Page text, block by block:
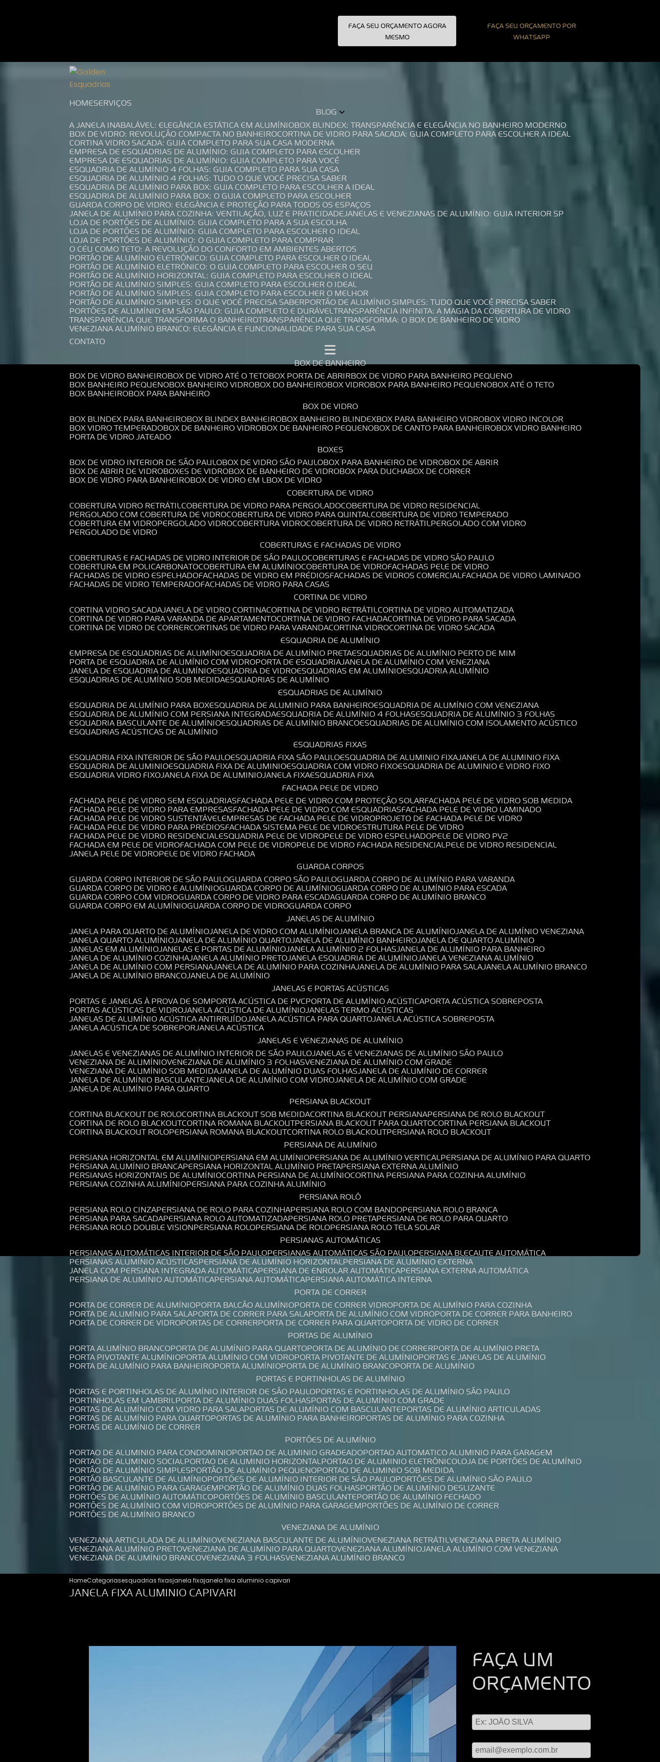
FAÇA SEU ORÇAMENTO AGORA
MESMO
FAÇA SEU ORÇAMENTO POR
WHATSAPP
HOME SERVIÇOS
BLOG
A JANELA INABALÁVEL: ELEGÂNCIA ESTÁTICA EM ALUMÍNIO BOX BLINDEX: TRANSPARÊNCIA E ELEGÂNCIA NO BANHEIRO MODERNO
BOX DE VIDRO: REVOLUÇÃO COMPACTA NO BANHEIRO CORTINA DE VIDRO PARA SACADA: GUIA COMPLETO PARA ESCOLHER A IDEAL
CORTINA VIDRO SACADA: GUIA COMPLETO PARA SUA CASA MODERNA
EMPRESA DE ESQUADRIAS DE ALUMÍNIO: GUIA COMPLETO PARA ESCOLHER
EMPRESA DE ESQUADRIAS DE ALUMÍNIO: GUIA COMPLETO PARA VOCÊ
ESQUADRIA DE ALUMÍNIO 4 FOLHAS: GUIA COMPLETO PARA SUA CASA
ESQUADRIA DE ALUMÍNIO 4 FOLHAS: TUDO O QUE VOCÊ PRECISA SABER
ESQUADRIA DE ALUMÍNIO PARA BOX: GUIA COMPLETO PARA ESCOLHER A IDEAL
ESQUADRIA DE ALUMÍNIO PARA BOX: O GUIA COMPLETO PARA ESCOLHER
GUARDA CORPO DE VIDRO: ELEGÂNCIA E PROTEÇÃO PARA TODOS OS ESPAÇOS
JANELA DE ALUMÍNIO PARA COZINHA: VENTILAÇÃO, LUZ E PRATICIDADE JANELAS E VENEZIANAS DE ALUMÍNIO: GUIA INTERIOR SP
LOJA DE PORTÕES DE ALUMÍNIO: GUIA COMPLETO PARA A SUA ESCOLHA
LOJA DE PORTÕES DE ALUMÍNIO: GUIA COMPLETO PARA ESCOLHER O IDEAL
LOJA DE PORTÕES DE ALUMÍNIO: O GUIA COMPLETO PARA COMPRAR
O CÉU COMO TETO: A REVOLUÇÃO DO CONFORTO EM AMBIENTES ABERTOS
PORTÃO DE ALUMÍNIO ELETRÔNICO: GUIA COMPLETO PARA ESCOLHER O IDEAL
PORTÃO DE ALUMÍNIO ELETRÔNICO: O GUIA COMPLETO PARA ESCOLHER O SEU
PORTÃO DE ALUMÍNIO HORIZONTAL: GUIA COMPLETO PARA ESCOLHER O IDEAL
PORTÃO DE ALUMÍNIO SIMPLES: GUIA COMPLETO PARA ESCOLHER O IDEAL
PORTÃO DE ALUMÍNIO SIMPLES: GUIA COMPLETO PARA ESCOLHER O MELHOR
PORTÃO DE ALUMÍNIO SIMPLES: O QUE VOCÊ PRECISA SABER PORTÃO DE ALUMÍNIO SIMPLES: TUDO QUE VOCÊ PRECISA SABER
PORTÕES DE ALUMÍNIO EM SÃO PAULO: GUIA COMPLETO E DURÁVEL TRANSPARÊNCIA INFINITA: A MAGIA DA COBERTURA DE VIDRO
TRANSPARÊNCIA QUE TRANSFORMA O BANHEIRO TRANSPARÊNCIA QUE TRANSFORMA: O BOX DE BANHEIRO DE VIDRO
VENEZIANA ALUMÍNIO BRANCO: ELEGÂNCIA E FUNCIONALIDADE PARA SUA CASA
CONTATO
BOX DE BANHEIRO
BOX DE VIDRO BANHEIRO BOX DE VIDRO ATÉ O TETO BOX PORTA DE ABRIR BOX DE VIDRO PARA BANHEIRO PEQUENO
BOX BANHEIRO PEQUENO BOX BANHEIRO VIDRO BOX DO BANHEIRO BOX VIDRO BOX PARA BANHEIRO PEQUENO BOX ATÉ O TETO
BOX BANHEIRO BOX PARA BANHEIRO
BOX DE VIDRO
BOX BLINDEX PARA BANHEIRO BOX BLINDEX BANHEIRO BOX BANHEIRO BLINDEX BOX PARA BANHEIRO VIDRO BOX VIDRO INCOLOR
BOX VIDRO TEMPERADO BOX DE BANHEIRO VIDRO BOX DE BANHEIRO PEQUENO BOX DE CANTO PARA BANHEIRO BOX VIDRO BANHEIRO
PORTA DE VIDRO JATEADO
BOXES
BOX DE VIDRO INTERIOR DE SÃO PAULO BOX DE VIDRO SÃO PAULO BOX PARA BANHEIRO DE VIDRO BOX DE ABRIR
BOX DE ABRIR DE VIDRO BOXES DE VIDRO BOX DE BANHEIRO DE VIDRO BOX PARA DUCHA BOX DE CORRER
BOX DE VIDRO PARA BANHEIRO BOX DE VIDRO EM L BOX DE VIDRO
COBERTURA DE VIDRO
COBERTURA VIDRO RETRÁTIL COBERTURA DE VIDRO PARA PERGOLADO COBERTURA DE VIDRO RESIDENCIAL
PERGOLADO COM COBERTURA DE VIDRO COBERTURA DE VIDRO PARA QUINTAL COBERTURA DE VIDRO TEMPERADO
COBERTURA EM VIDRO PERGOLADO VIDRO COBERTURA VIDRO COBERTURA DE VIDRO RETRÁTIL PERGOLADO COM VIDRO
PERGOLADO DE VIDRO
COBERTURAS E FACHADAS DE VIDRO
COBERTURAS E FACHADAS DE VIDRO INTERIOR DE SÃO PAULO COBERTURAS E FACHADAS DE VIDRO SÃO PAULO
COBERTURA EM POLICARBONATO COBERTURA EM ALUMÍNIO COBERTURA DE VIDRO FACHADAS PELE DE VIDRO
FACHADAS DE VIDRO ESPELHADO FACHADAS DE VIDRO EM PRÉDIOS FACHADAS DE VIDROS COMERCIAL FACHADA DE VIDRO LAMINADO
FACHADAS DE VIDRO TEMPERADO FACHADAS DE VIDRO PARA CASAS
CORTINA DE VIDRO
CORTINA VIDRO SACADA JANELA DE VIDRO CORTINA CORTINA DE VIDRO RETRÁTIL CORTINA DE VIDRO AUTOMATIZADA
CORTINA DE VIDRO PARA VARANDA DE APARTAMENTO CORTINA DE VIDRO FACHADA CORTINA DE VIDRO PARA SACADA
CORTINA DE VIDRO DE CORRER CORTINAS DE VIDRO PARA VARANDA CORTINA VIDRO CORTINA DE VIDRO SACADA
ESQUADRIA DE ALUMÍNIO
EMPRESA DE ESQUADRIAS DE ALUMÍNIO ESQUADRIA DE ALUMÍNIO PRETA ESQUADRIAS DE ALUMÍNIO PERTO DE MIM
PORTA DE ESQUADRIA DE ALUMÍNIO COM VIDRO PORTA DE ESQUADRIA JANELA DE ALUMÍNIO COM VENEZIANA
JANELA DE ESQUADRIA DE ALUMÍNIO ESQUADRIA DE VIDRO ESQUADRIAS EM ALUMÍNIO ESQUADRIA ALUMÍNIO
ESQUADRIAS DE ALUMÍNIO SOB MEDIDA ESQUADRIAS DE ALUMÍNIO
ESQUADRIAS DE ALUMÍNIO
ESQUADRIA DE ALUMÍNIO PARA BOX ESQUADRIA DE ALUMINIO PARA BANHEIRO ESQUADRIA DE ALUMÍNIO COM VENEZIANA
ESQUADRIA DE ALUMÍNIO COM PERSIANA INTEGRADA ESQUADRIA DE ALUMÍNIO 4 FOLHAS ESQUADRIA DE ALUMÍNIO 3 FOLHAS
ESQUADRIA BASCULANTE DE ALUMÍNIO ESQUADRIAS DE ALUMÍNIO BRANCO ESQUADRIAS DE ALUMÍNIO COM ISOLAMENTO ACÚSTICO
ESQUADRIAS ACÚSTICAS DE ALUMÍNIO
ESQUADRIAS FIXAS
ESQUADRIA FIXA INTERIOR DE SÃO PAULO ESQUADRIA FIXA SÃO PAULO ESQUADRIA DE ALUMINIO FIXA JANELA DE ALUMINIO FIXA
ESQUADRIA DE ALUMINIO ESQUADRIA FIXA DE ALUMINIO ESQUADRIA COM VIDRO FIXO ESQUADRIA DE ALUMINIO E VIDRO FIXO
ESQUADRIA VIDRO FIXO JANELA FIXA DE ALUMINIO JANELA FIXA ESQUADRIA FIXA
FACHADA PELE DE VIDRO
FACHADA PELE DE VIDRO SEM ESQUADRIAS FACHADA PELE DE VIDRO COM PROTEÇÃO SOLAR FACHADA PELE DE VIDRO SOB MEDIDA
FACHADA PELE DE VIDRO PARA EMPRESAS FACHADA PELE DE VIDRO COM ESQUADRIAS FACHADA PELE DE VIDRO LAMINADO
FACHADA PELE DE VIDRO SUSTENTÁVEL EMPRESAS DE FACHADA PELE DE VIDRO PROJETO DE FACHADA PELE DE VIDRO
FACHADA PELE DE VIDRO PARA PRÉDIOS FACHADA SISTEMA PELE DE VIDRO ESTRUTURA PELE DE VIDRO
FACHADA PELE DE VIDRO RESIDENCIAL ESQUADRIA PELE DE VIDRO PELE DE VIDRO ESPELHADO PELE DE VIDRO PV2
FACHADA EM PELE DE VIDRO FACHADA COM PELE DE VIDRO PELE DE VIDRO FACHADA RESIDENCIAL PELE DE VIDRO RESIDENCIAL
JANELA PELE DE VIDRO PELE DE VIDRO FACHADA
GUARDA CORPOS
GUARDA CORPO INTERIOR DE SÃO PAULO GUARDA CORPO SÃO PAULO GUARDA CORPO DE ALUMÍNIO PARA VARANDA
GUARDA CORPO DE VIDRO E ALUMÍNIO GUARDA CORPO DE ALUMÍNIO GUARDA CORPO DE ALUMÍNIO PARA ESCADA
GUARDA CORPO COM VIDRO GUARDA CORPO DE VIDRO PARA ESCADA GUARDA CORPO DE ALUMÍNIO BRANCO
GUARDA CORPO EM ALUMÍNIO GUARDA CORPO DE VIDRO GUARDA CORPO
JANELAS DE ALUMÍNIO
JANELA PARA QUARTO DE ALUMÍNIO JANELA DE VIDRO COM ALUMÍNIO JANELA BRANCA DE ALUMÍNIO JANELA DE ALUMÍNIO VENEZIANA
JANELA QUARTO ALUMÍNIO JANELA DE ALUMÍNIO QUARTO JANELA DE ALUMÍNIO BANHEIRO JANELA DE QUARTO ALUMÍNIO
JANELAS EM ALUMÍNIO JANELAS E PORTAS DE ALUMÍNIO JANELA ALUMÍNIO 2 FOLHAS JANELA DE ALUMÍNIO PARA BANHEIRO
JANELA DE ALUMÍNIO COZINHA JANELA ALUMÍNIO PRETO JANELA ESQUADRIA DE ALUMÍNIO JANELA VENEZIANA ALUMÍNIO
JANELA DE ALUMÍNIO COM PERSIANA JANELA DE ALUMÍNIO PARA COZINHA JANELA DE ALUMÍNIO PARA SALA JANELA ALUMÍNIO BRANCO
JANELA DE ALUMÍNIO BRANCO JANELA DE ALUMÍNIO
JANELAS E PORTAS ACÚSTICAS
PORTAS E JANELAS À PROVA DE SOM PORTA ACÚSTICA DE PVC PORTA DE ALUMÍNIO ACÚSTICA PORTA ACÚSTICA SOBREPOSTA
PORTAS ACÚSTICAS DE VIDRO JANELA ACÚSTICA DE ALUMÍNIO JANELAS TERMO ACÚSTICAS
JANELAS DE ALUMÍNIO ACÚSTICA ANTIRRUÍDO JANELA ACÚSTICA PARA QUARTO JANELA ACÚSTICA SOBREPOSTA
JANELA ACÚSTICA DE SOBREPOR JANELA ACÚSTICA
JANELAS E VENEZIANAS DE ALUMÍNIO
JANELAS E VENEZIANAS DE ALUMÍNIO INTERIOR DE SÃO PAULO JANELAS E VENEZIANAS DE ALUMÍNIO SÃO PAULO
VENEZIANA DE ALUMÍNIO VENEZIANA DE ALUMÍNIO 3 FOLHAS VENEZIANA DE ALUMÍNIO COM GRADE
VENEZIANA DE ALUMÍNIO SOB MEDIDA JANELA DE ALUMÍNIO DUAS FOLHAS JANELA DE ALUMÍNIO DE CORRER
JANELA DE ALUMÍNIO BASCULANTE JANELA DE ALUMÍNIO COM VIDRO JANELA DE ALUMÍNIO COM GRADE
JANELA DE ALUMÍNIO PARA QUARTO
PERSIANA BLACKOUT
CORTINA BLACKOUT DE ROLO CORTINA BLACKOUT SOB MEDIDA CORTINA BLACKOUT PERSIANA PERSIANA DE ROLO BLACKOUT
CORTINA DE ROLO BLACKOUT CORTINA ROMANA BLACKOUT PERSIANA BLACKOUT PARA QUARTO CORTINA PERSIANA BLACKOUT
CORTINA BLACKOUT ROLO PERSIANA ROMANA BLACKOUT CORTINA ROLO BLACKOUT PERSIANA ROLO BLACKOUT
PERSIANA DE ALUMÍNIO
PERSIANA HORIZONTAL EM ALUMÍNIO PERSIANA EM ALUMÍNIO PERSIANA DE ALUMÍNIO VERTICAL PERSIANA DE ALUMÍNIO PARA QUARTO
PERSIANA ALUMÍNIO BRANCA PERSIANA HORIZONTAL ALUMÍNIO PRETA PERSIANA EXTERNA ALUMÍNIO
PERSIANAS HORIZONTAIS DE ALUMÍNIO CORTINA PERSIANA DE ALUMÍNIO CORTINA PERSIANA PARA COZINHA ALUMÍNIO
PERSIANA COZINHA ALUMÍNIO PERSIANA PARA COZINHA ALUMÍNIO
PERSIANA ROLÔ
PERSIANA ROLO CINZA PERSIANA DE ROLO PARA COZINHA PERSIANA ROLO COM BANDO PERSIANA ROLO BRANCA
PERSIANA PARA SACADA PERSIANA ROLO AUTOMATIZADA PERSIANA ROLO PRETA PERSIANA DE ROLO PARA QUARTO
PERSIANA ROLO DOUBLE VISION PERSIANA ROLO PERSIANA DE ROLO PERSIANA ROLO TELA SOLAR
PERSIANAS AUTOMÁTICAS
PERSIANAS AUTOMÁTICAS INTERIOR DE SÃO PAULO PERSIANAS AUTOMÁTICAS SÃO PAULO PERSIANA BLECAUTE AUTOMÁTICA
PERSIANAS ALUMÍNIO ACÚSTICAS PERSIANA DE ALUMÍNIO HORIZONTAL PERSIANA DE ALUMÍNIO EXTERNA
JANELA COM PERSIANA INTEGRADA AUTOMÁTICA PERSIANA DE ENROLAR AUTOMÁTICA PERSIANA EXTERNA AUTOMÁTICA
PERSIANA DE ALUMÍNIO AUTOMÁTICA PERSIANA AUTOMÁTICA PERSIANA AUTOMÁTICA INTERNA
PORTA DE CORRER
PORTA DE CORRER DE ALUMÍNIO PORTA BALCÃO ALUMÍNIO PORTA DE CORRER VIDRO PORTA DE ALUMÍNIO PARA COZINHA
PORTA DE ALUMÍNIO PARA SALA PORTA DE CORRER PARA SALA PORTA DE ALUMÍNIO COM VIDRO PORTA DE CORRER PARA BANHEIRO
PORTA DE CORRER DE VIDRO PORTAS DE CORRER PORTA DE CORRER PARA QUARTO PORTA DE VIDRO DE CORRER
PORTAS DE ALUMÍNIO
PORTA ALUMÍNIO BRANCO PORTA DE ALUMÍNIO PARA QUARTO PORTA DE ALUMÍNIO DE CORRER PORTA DE ALUMÍNIO PRETA
PORTA PIVOTANTE ALUMÍNIO PORTA ALUMÍNIO COM VIDRO PORTA PIVOTANTE DE ALUMÍNIO PORTAS E JANELAS DE ALUMÍNIO
PORTA DE ALUMÍNIO PARA BANHEIRO PORTA ALUMÍNIO PORTA DE ALUMÍNIO BRANCO PORTA DE ALUMÍNIO
PORTAS E PORTINHOLAS DE ALUMÍNIO
PORTAS E PORTINHOLAS DE ALUMÍNIO INTERIOR DE SÃO PAULO PORTAS E PORTINHOLAS DE ALUMÍNIO SÃO PAULO
PORTINHOLAS EM LAMBRIL PORTA DE ALUMÍNIO DUAS FOLHAS PORTAS DE ALUMÍNIO COM GRADE
PORTAS DE ALUMÍNIO COM VIDRO PARA SALA PORTAS DE ALUMÍNIO COM BASCULANTE PORTAS DE ALUMÍNIO ARTICULADAS
PORTAS DE ALUMÍNIO PARA QUARTO PORTAS DE ALUMÍNIO PARA BANHEIRO PORTAS DE ALUMÍNIO PARA COZINHA
PORTAS DE ALUMÍNIO DE CORRER
PORTÕES DE ALUMÍNIO
PORTAO DE ALUMINIO PARA CONDOMINIO PORTAO DE ALUMINIO GRADEADO PORTAO AUTOMATICO ALUMINIO PARA GARAGEM
PORTAO DE ALUMINIO SOCIAL PORTAO DE ALUMINIO HORIZONTAL PORTAO DE ALUMINIO ELETRÔNICO LOJA DE PORTÕES DE ALUMÍNIO
PORTÃO DE ALUMÍNIO SIMPLES PORTÃO DE ALUMÍNIO PEQUENO PORTAO DE ALUMINIO SOB MEDIDA
PORTÃO BASCULANTE DE ALUMÍNIO PORTÕES DE ALUMÍNIO INTERIOR DE SÃO PAULO PORTÕES DE ALUMÍNIO SÃO PAULO
PORTÃO DE ALUMÍNIO PARA GARAGEM PORTÃO DE ALUMÍNIO DUAS FOLHAS PORTÃO DE ALUMÍNIO DESLIZANTE
PORTÕES DE ALUMÍNIO AUTOMÁTICO PORTÕES DE ALUMÍNIO BASCULANTE PORTÃO DE ALUMÍNIO FECHADO
PORTÕES DE ALUMÍNIO COM VIDRO PORTÕES DE ALUMÍNIO PARA GARAGEM PORTÕES DE ALUMÍNIO DE CORRER
PORTÕES DE ALUMÍNIO BRANCO
VENEZIANA DE ALUMÍNIO
VENEZIANA ARTICULADA DE ALUMÍNIO VENEZIANA BASCULANTE DE ALUMÍNIO VENEZIANA RETRÁTIL VENEZIANA PRETA ALUMÍNIO
VENEZIANA ALUMÍNIO PRETO VENEZIANA DE ALUMÍNIO PARA QUARTO VENEZIANA ALUMÍNIO JANELA ALUMÍNIO COM VENEZIANA
VENEZIANA DE ALUMÍNIO BRANCO VENEZIANA 3 FOLHAS VENEZIANA ALUMÍNIO BRANCO
HomeCategoriasesquadrias fixasjanela fixajanela fixa aluminio capivari
JANELA FIXA ALUMINIO CAPIVARI
FAÇA UM
ORÇAMENTO